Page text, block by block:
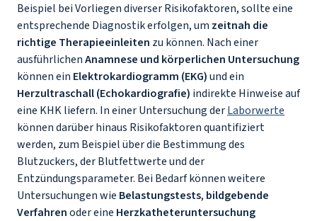
Beispiel bei Vorliegen diverser Risikofaktoren, sollte eine
entsprechende Diagnostik erfolgen, um zeitnah die
richtige Therapieeinleiten zu können. Nach einer
ausführlichenAnamnese und körperlichen Untersuchung
können ein Elektrokardiogramm (EKG)und ein
Herzultraschall (Echokardiografie) indirekte Hinweise auf
eine KHK liefern. In einer Untersuchung derLaborwerte
können darüber hinaus Risikofaktoren quantifiziert
werden, zum Beispiel über die Bestimmung des
Blutzuckers, der Blutfettwerte und der
Entzündungsparameter. Bei Bedarf können weitere
Untersuchungen wie Belastungstests, bildgebende
Verfahrenoder eine Herzkatheteruntersuchung